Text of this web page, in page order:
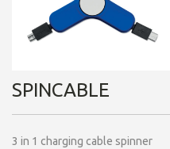
SPINCABLE
3 in 1 charging cable spinner